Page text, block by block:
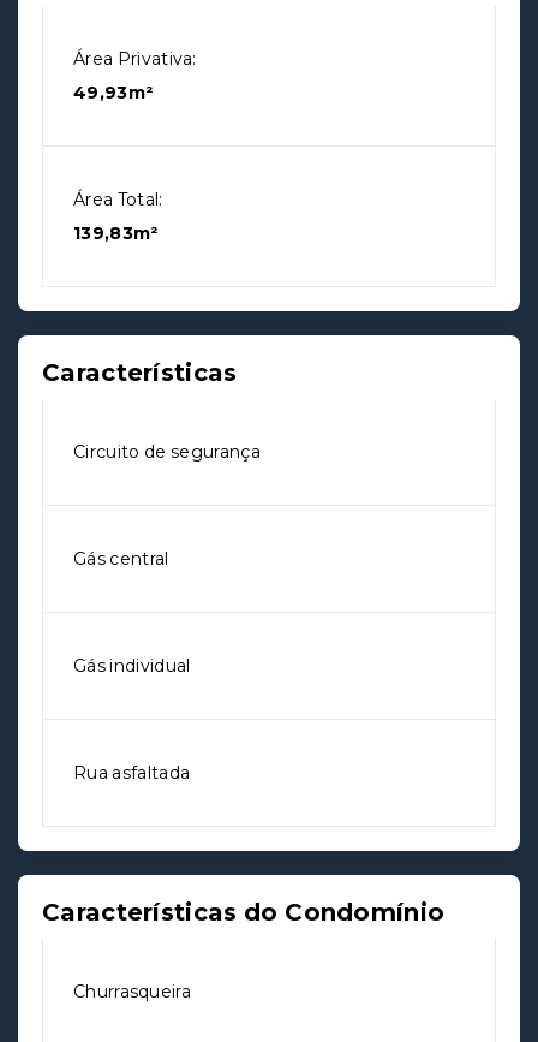
Área Privativa:
49,93m²
Área Total:
139,83m²
Características
Circuito de segurança
Gás central
Gás individual
Rua asfaltada
Características do Condomínio
Churrasqueira